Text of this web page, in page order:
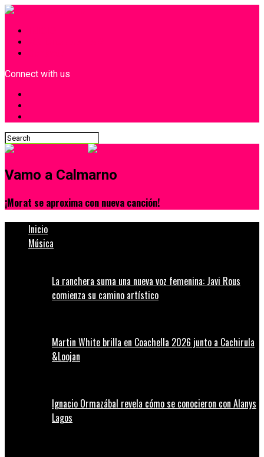
Connect with us
Vamo a Calmarno
¡Morat se aproxima con nueva canción!
Inicio
Música
La ranchera suma una nueva voz femenina: Javi Rous
comienza su camino artístico
Martin White brilla en Coachella 2026 junto a Cachirula
&Loojan
Ignacio Ormazábal revela cómo se conocieron con Alanys
Lagos